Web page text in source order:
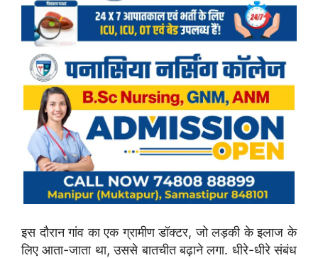
इस दौरान गांव का एक ग्रामीण डॉक्टर, जो लड़की के इलाज के
लिए आता-जाता था, उससे बातचीत बढ़ाने लगा. धीरे-धीरे संबंध